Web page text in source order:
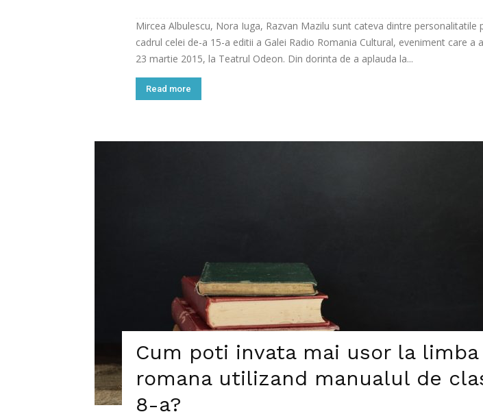
Mircea Albulescu, Nora Iuga, Razvan Mazilu sunt cateva dintre personalitatile
cadrul celei de-a 15-a editii a Galei Radio Romania Cultural, eveniment care a
23 martie 2015, la Teatrul Odeon. Din dorinta de a aplauda la...
Read more
Cum poti invata mai usor la limba
romana utilizand manualul de
8-a?